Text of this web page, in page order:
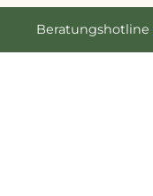
Beratungshotline